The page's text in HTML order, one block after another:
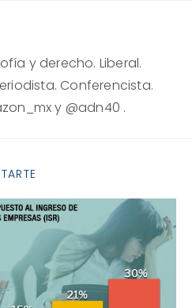
y derecho. Liberal.
Conferencista.
y @adn40 .